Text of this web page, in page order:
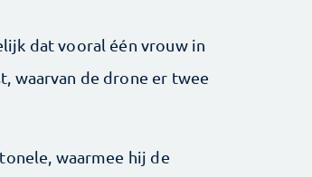
dat vooral één vrouw in
waarvan de drone er twee
waarmee hij de